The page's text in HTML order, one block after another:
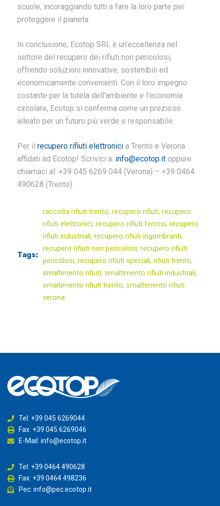
scuole, incoraggiando tutti a fare la loro parte per
proteggere il pianeta.
In conclusione, Ecotop SRL è un’eccellenza nel
settore del recupero dei rifiuti non pericolosi,
offrendo soluzioni innovative, sostenibili ed
economicamente convenienti. Con il loro impegno
costante per la tutela dell’ambiente e l’economia
circolare, Ecotop si conferma come un prezioso
alleato per un futuro più verde e responsabile.
Per il recupero rifiuti elettronici a Trento e Verona
affidati ad Ecotop! Scrivici a: info@ecotop.it oppure
chiamaci al: +39 045 6269 044 (Verona) – +39 0464
490628 (Trento).
Tags:
raccolta rifiuti trento, recupero rifiuti, recupero
rifiuti elettronici, recupero rifiuti ferrosi, recupero
rifiuti industriali, recupero rifiuti ingombranti,
recupero rifiuti non pericolosi, recupero rifiuti
pericolosi, recupero rifiuti speciali, rifiuti trento,
smaltimento rifiuti, smaltimento rifiuti industriali,
smaltimento rifiuti trento, smaltimento rifiuti
verona
Tel: +39 045 6269044
Fax: +39 045 6269046
E-Mail: info@ecotop.it
Tel: +39 0464 490628
Fax: +39 0464 498236
Pec: info@pec.ecotop.it